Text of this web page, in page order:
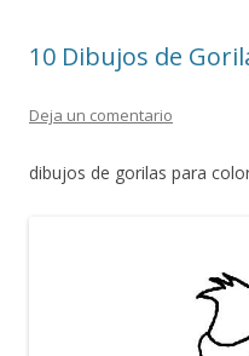
10 Dibujos de
Deja un comentario
dibujos de gorilas para